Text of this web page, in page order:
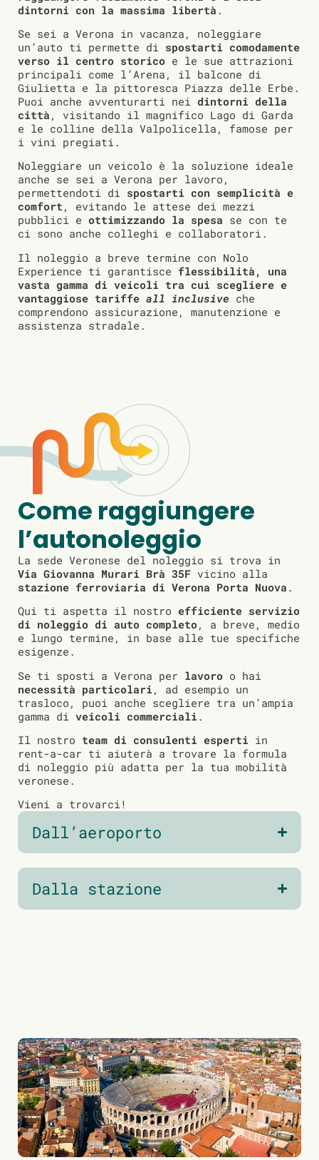
dintorni con la massima libertà .
Se sei a Verona in vacanza, noleggiare
un’auto ti permette di spostarti comodamente
verso il centro storico e le sue attrazioni
principali come l’Arena, il balcone di
Giulietta e la pittoresca Piazza delle Erbe.
Puoi anche avventurarti nei dintorni della
città , visitando il magnifico Lago di Garda
e le colline della Valpolicella, famose per
i vini pregiati.
Noleggiare un veicolo è la soluzione ideale
anche se sei a Verona per lavoro,
permettendoti di spostarti con semplicità e
comfort , evitando le attese dei mezzi
pubblici e ottimizzando la spesa se con te
ci sono anche colleghi e collaboratori.
Il noleggio a breve termine con Nolo
Experience ti garantisce flessibilità, una
vasta gamma di veicoli tra cui scegliere e
vantaggiose tariffe all inclusive che
comprendono assicurazione, manutenzione e
assistenza stradale.
Come raggiungere
l’autonoleggio
La sede Veronese del noleggio si trova in
Via Giovanna Murari Brà 35F vicino alla
stazione ferroviaria di Verona Porta Nuova .
Qui ti aspetta il nostro efficiente servizio
di noleggio di auto completo, a breve, medio
e lungo termine, in base alle tue specifiche
esigenze.
Se ti sposti a Verona per lavoro o hai
necessità particolari , ad esempio un
trasloco, puoi anche scegliere tra un’ampia
gamma di veicoli commerciali .
Il nostro team di consulenti esperti in
rent-a-car ti aiuterà a trovare la formula
di noleggio più adatta per la tua mobilità
veronese.
Vieni a trovarci!
Dall’aeroporto
Dalla stazione